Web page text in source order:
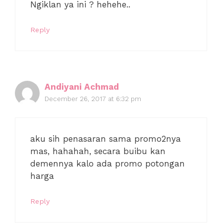
Ngiklan ya ini ? hehehe..
Reply
Andiyani Achmad
December 26, 2017 at 6:32 pm
aku sih penasaran sama promo2nya
mas, hahahah, secara buibu kan
demennya kalo ada promo potongan
harga
Reply